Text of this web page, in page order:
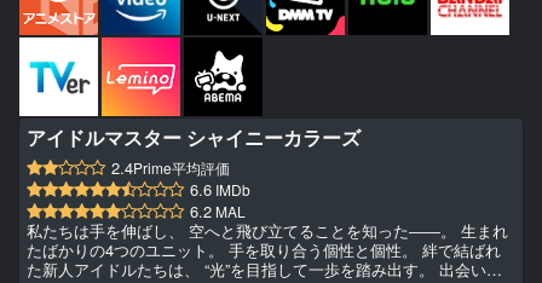
アイドルマスター シャイニーカラーズ
2.4Prime平均評価
6.6 IMDb
6.2 MAL
私たちは手を伸ばし、 空へと飛び立てることを知った――。 生まれ
たばかりの4つのユニット。 手を取り合う個性と個性。 絆で結ばれ
た新人アイドルたちは、 “光”を目指して一歩を踏み出す。 出会いと